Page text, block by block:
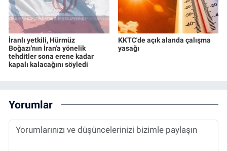
İranlı yetkili, Hürmüz
Boğazı'nın İran'a yönelik
tehditler sona erene kadar
kapalı kalacağını söyledi
KKTC'de açık alanda çalışma
yasağı
Yorumlar